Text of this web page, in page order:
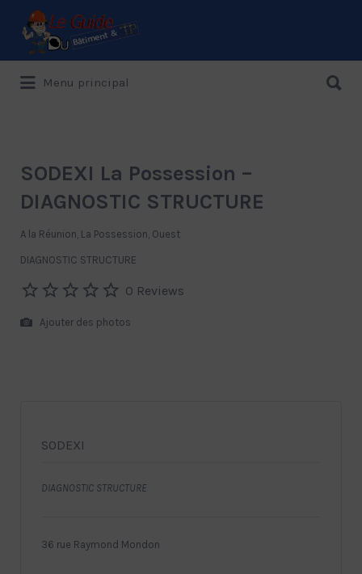
Le Guide de référence depuis 1995
Rechercher:
Menu principal
SODEXI La Possession –
DIAGNOSTIC STRUCTURE
A la Réunion, La Possession, Ouest
DIAGNOSTIC STRUCTURE
0 Reviews
Ajouter des photos
SODEXI
DIAGNOSTIC STRUCTURE
36 rue Raymond Mondon